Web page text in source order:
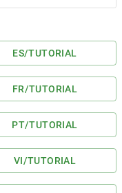
ES/TUTORIAL
FR/TUTORIAL
PT/TUTORIAL
VI/TUTORIAL